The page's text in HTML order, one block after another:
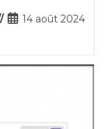
Publication
14 août 2024